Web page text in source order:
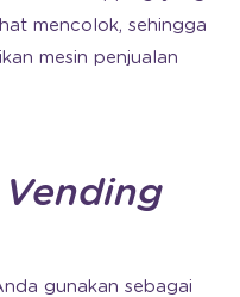
mencolok, sehingga
mesin penjualan
Vending
gunakan sebagai